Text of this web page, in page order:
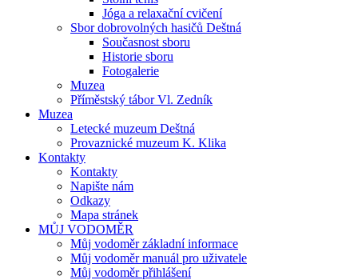
Jóga a relaxační cvičení
Sbor dobrovolných hasičů Deštná
Současnost sboru
Historie sboru
Fotogalerie
Muzea
Příměstský tábor Vl. Zedník
Muzea
Letecké muzeum Deštná
Provaznické muzeum K. Klika
Kontakty
Kontakty
Napište nám
Odkazy
Mapa stránek
MŮJ VODOMĚR
Můj vodoměr základní informace
Můj vodoměr manuál pro uživatele
Můj vodoměr přihlášení